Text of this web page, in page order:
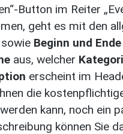
Button im Reiter
geht es mit den
sowie Beginn und Ende
aus, welcher
erscheint im
die
kann, noch ein
können Sie